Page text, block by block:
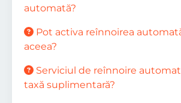
automată?
Pot activa reînnoirea
aceea?
Serviciul de reînnoire
taxă suplimentară?